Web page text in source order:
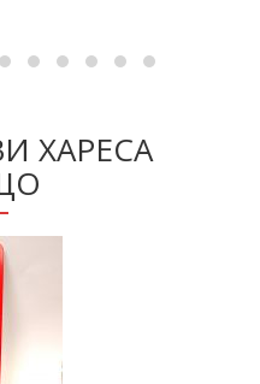
ХАРЕСА